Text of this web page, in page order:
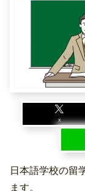
X
日本語学校の留
ます。